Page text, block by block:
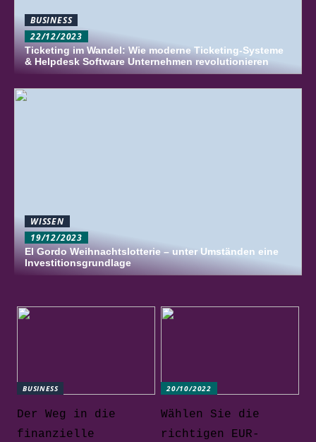
BUSINESS
22/12/2023
Ticketing im Wandel: Wie moderne Ticketing-Systeme
& Helpdesk Software Unternehmen revolutionieren
WISSEN
19/12/2023
El Gordo Weihnachtslotterie – unter Umständen eine
Investitionsgrundlage
BUSINESS
Der Weg in die
finanzielle
20/10/2022
Wählen Sie die
richtigen EUR-